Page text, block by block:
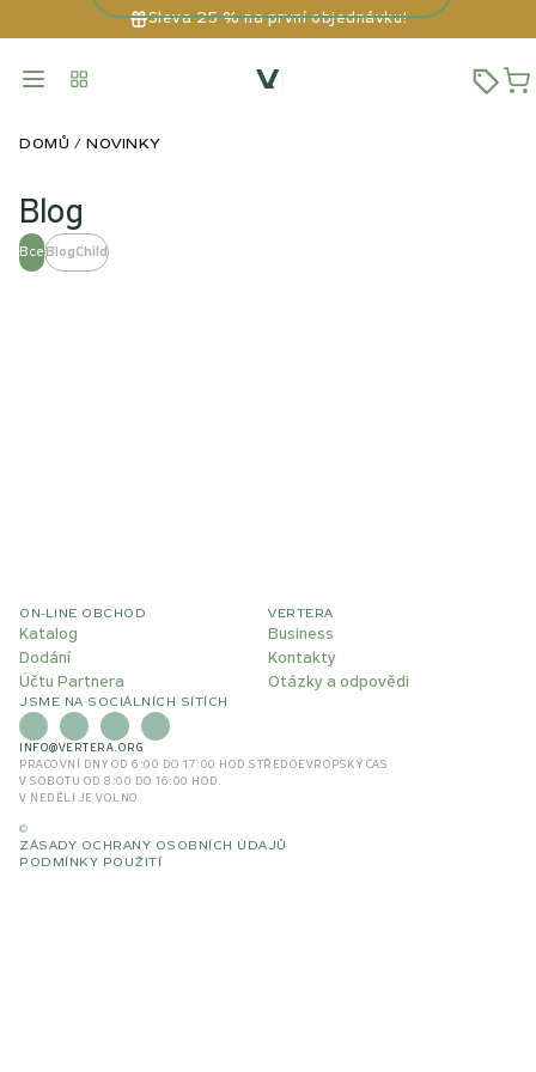
Sleva 25 % na první objednávku!
DOMŮ NOVINKY
Blog
ВсеBlogChild
ON-LINE OBCHOD
Katalog
Dodání
Účtu Partnera
VERTERA
Business
Kontakty
Otázky a odpovědi
JSME NA SOCIÁLNÍCH SÍTÍCH
INFO@VERTERA.ORG
PRACOVNÍ DNY OD 6:00 DO 17:00 HOD.STŘEDOEVROPSKÝ ČAS
V SOBOTU OD 8:00 DO 16:00 HOD.
V NEDĚLI JE VOLNO
©
ZÁSADY OCHRANY OSOBNÍCH ÚDAJŮ
PODMÍNKY POUŽITÍ